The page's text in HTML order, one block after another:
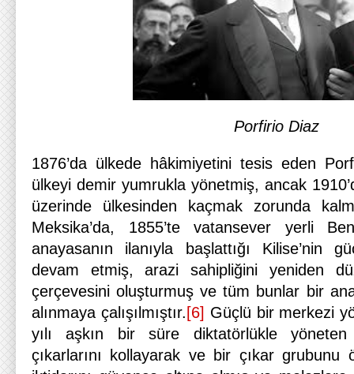
Porfirio Diaz
1876’da ülkede hâkimiyetini tesis eden
ülkeyi demir yumrukla yönetmiş, ancak
üzerinde ülkesinden kaçmak zorunda
Meksika’da, 1855’te vatansever yerli
anayasanın ilanıyla başlattığı Kilise’nin
devam etmiş, arazi sahipliğini yeniden
çerçevesini oluşturmuş ve tüm bunlar bir
alınmaya çalışılmıştır. [6] Güçlü bir merkezi
yılı aşkın bir süre diktatörlükle
çıkarlarını kollayarak ve bir çıkar grubunu